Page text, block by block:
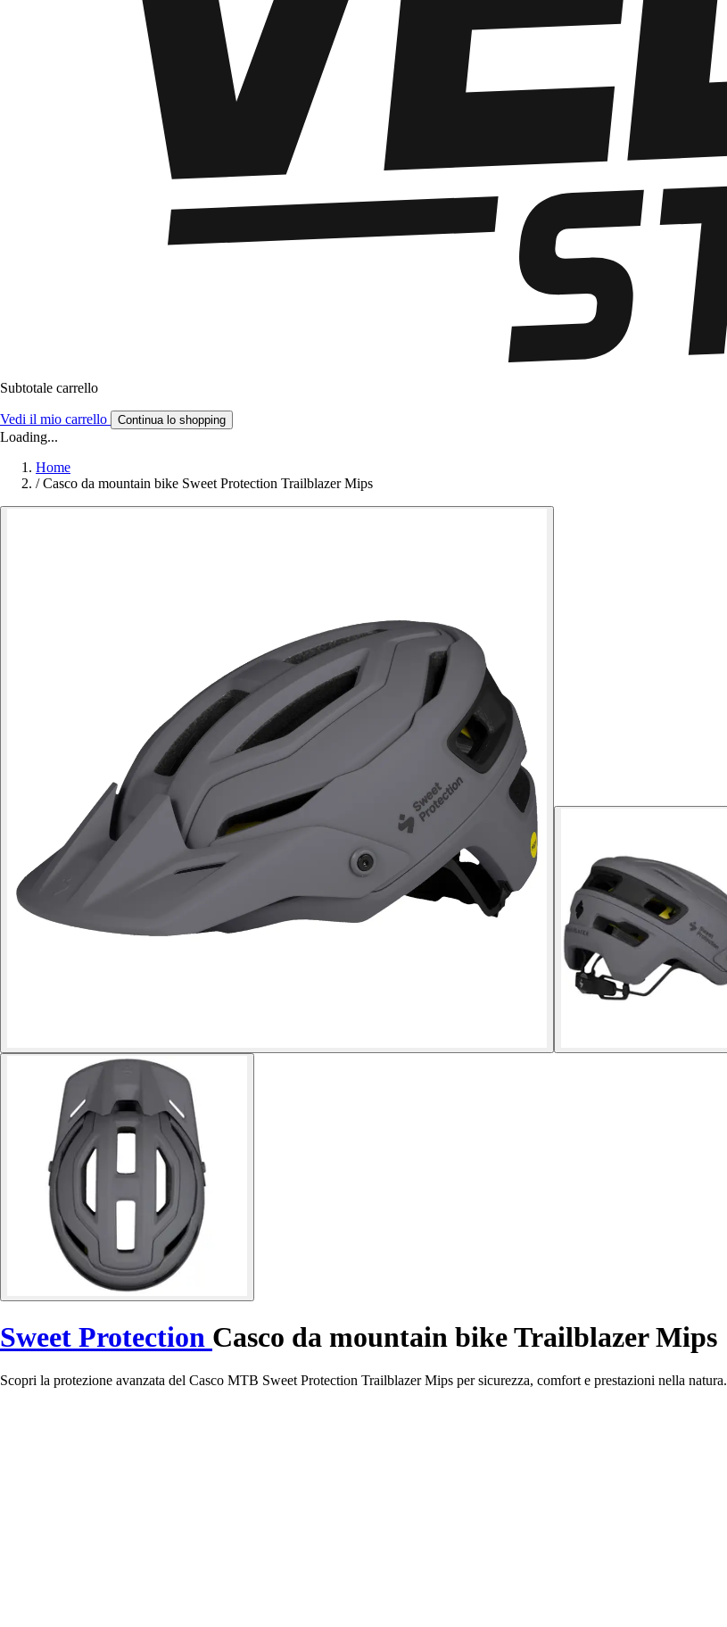
Subtotale carrello
Vedi il mio carrello Continua lo shopping
Loading...
Home
/ Casco da mountain bike Sweet Protection Trailblazer Mips
Sweet Protection Casco da mountain bike Trailblazer Mips
Scopri la protezione avanzata del Casco MTB Sweet Protection Trailblazer Mips per sicurezza, comfort e prestazioni nella natura.